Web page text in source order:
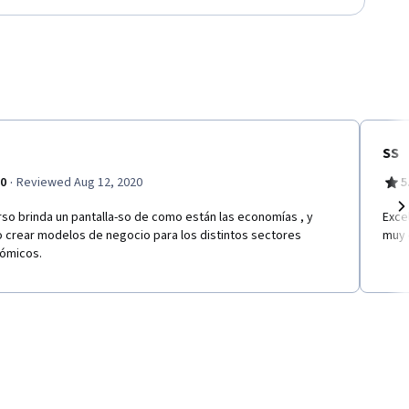
· Reviewed Aug 12, 2020
brinda un pantalla-so de como están las economías , y
crear modelos de negocio para los distintos sectores
SS
muy